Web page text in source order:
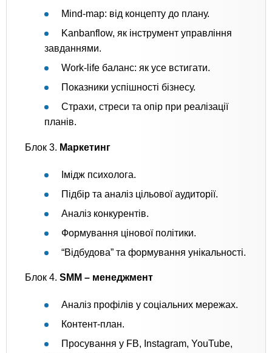
Mind-map: від концепту до плану.
Kanbanflow, як інструмент управління
завданнями.
Work-life баланс: як усе встигати.
Показники успішності бізнесу.
Страхи, стреси та опір при реалізації
планів.
Блок 3. Маркетинг
Імідж психолога.
Підбір та аналіз цільової аудиторії.
Аналіз конкурентів.
Формування цінової політики.
“Відбудова” та формування унікальності.
Блок 4. SMM – менеджмент
Аналіз профілів у соціальних мережах.
Контент-план.
Просування у FB, Instagram, YouTube,